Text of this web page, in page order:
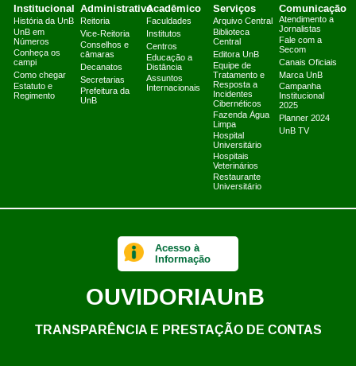
Institucional
História da UnB
UnB em
Números
Conheça os
campi
Como chegar
Estatuto e
Regimento
Administrativo
Reitoria
Vice-Reitoria
Conselhos e
câmaras
Decanatos
Secretarias
Prefeitura da
UnB
Acadêmico
Faculdades
Institutos
Centros
Educação a
Distância
Assuntos
Internacionais
Serviços
Arquivo Central
Biblioteca
Central
Editora UnB
Equipe de
Tratamento e
Resposta a
Incidentes
Cibernéticos
Fazenda Água
Limpa
Hospital
Universitário
Hospitais
Veterinários
Restaurante
Universitário
Comunicação
Atendimento a
Jornalistas
Fale com a
Secom
Canais Oficiais
Marca UnB
Campanha
Institucional
2025
Planner 2024
UnB TV
Acesso à
Informação
OUVIDORIAUnB
TRANSPARÊNCIA E PRESTAÇÃO DE CONTAS